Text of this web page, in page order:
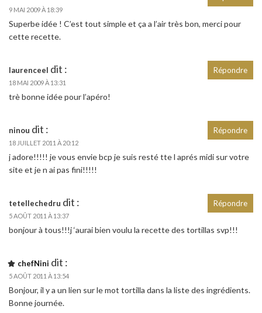
9 MAI 2009 À 18:39
Superbe idée ! C’est tout simple et ça a l’air très bon, merci pour
cette recette.
laurenceel dit :
18 MAI 2009 À 13:31
trè bonne idée pour l’apéro!
Répondre
ninou dit :
18 JUILLET 2011 À 20:12
j adore!!!!! je vous envie bcp je suis resté tte l aprés midi sur votre
site et je n ai pas fini!!!!!
Répondre
tetellechedru dit :
5 AOÛT 2011 À 13:37
bonjour à tous!!!j ‘aurai bien voulu la recette des tortillas svp!!!
Répondre
chefNini dit :
5 AOÛT 2011 À 13:54
Bonjour, il y a un lien sur le mot tortilla dans la liste des ingrédients.
Bonne journée.